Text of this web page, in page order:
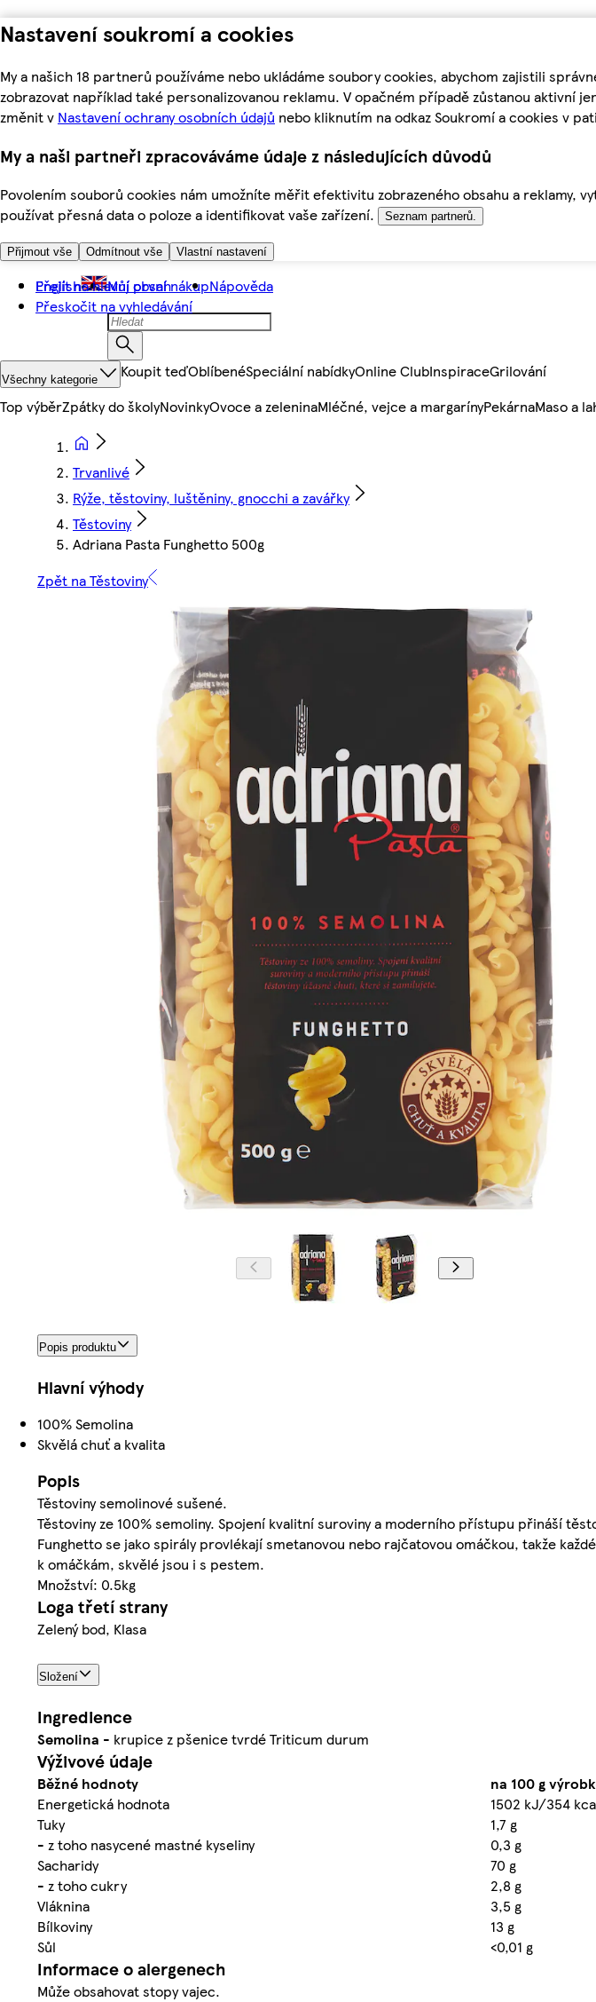
Nastavení soukromí a cookies
My a našich 18 partnerů používáme nebo ukládáme soubory cookies, abychom zajistili
zobrazovat například také personalizovanou reklamu. V opačném případě zůstanou aktivní
změnit v Nastavení ochrany osobních údajů nebo kliknutím na odkaz Soukromí a cookies v
My a naši partneři zpracováváme údaje z následujících důvodů
Povolením souborů cookies nám umožníte měřit efektivitu zobrazeného obsahu a
používat přesná data o poloze a identifikovat vaše zařízení.
Seznam partnerů.
Přijmout vše Odmítnout vše Vlastní nastavení
Přejít na hlavní obsah
Přeskočit na vyhledávání
English Můj první nákupNápověda
Všechny kategorie Koupit teďOblíbenéSpeciální nabídkyOnline ClubInspiraceGrilování
Top výběrZpátky do školyNovinkyOvoce a zeleninaMléčné, vejce a margarínyPekárnaMaso a
Trvanlivé
Rýže, těstoviny, luštěniny, gnocchi a zavářky
Těstoviny
Adriana Pasta Funghetto 500g
Zpět na Těstoviny
Popis produktu
Hlavní výhody
100% Semolina
Skvělá chuť a kvalita
Popis
Těstoviny semolinové sušené.
Těstoviny ze 100% semoliny. Spojení kvalitní suroviny a moderního přístupu přináší
Funghetto se jako spirály provlékají smetanovou nebo rajčatovou omáčkou, takže
k omáčkám, skvělé jsou i s pestem.
Množství: 0.5kg
Loga třetí strany
Zelený bod, Klasa
Složení
Ingredience
Semolina - krupice z pšenice tvrdé Triticum durum
Výživové údaje
Běžné hodnoty
na 100 g
Energetická hodnota
1502 kJ/354
Tuky
1,7 g
- z toho nasycené mastné kyseliny
0,3 g
Sacharidy
70 g
- z toho cukry
2,8 g
Vláknina
3,5 g
Bílkoviny
13 g
Sůl
<0,01 g
Informace o alergenech
Může obsahovat stopy vajec.